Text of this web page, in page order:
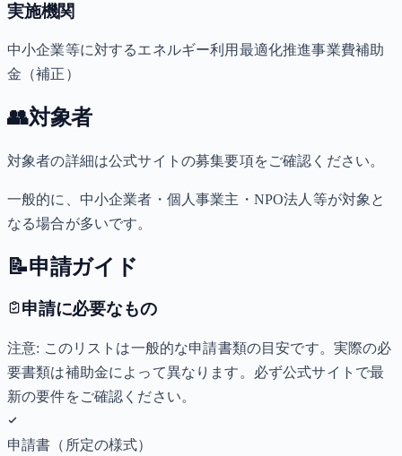
実施機関
中小企業等に対するエネルギー利用最適化推進事業費補助
金（補正）
👥対象者
対象者の詳細は公式サイトの募集要項をご確認ください。
一般的に、中小企業者・個人事業主・NPO法人等が対象と
なる場合が多いです。
📝申請ガイド
申請に必要なもの
注意: このリストは一般的な申請書類の目安です。実際の必
要書類は補助金によって異なります。必ず公式サイトで最
新の要件をご確認ください。
申請書（所定の様式）